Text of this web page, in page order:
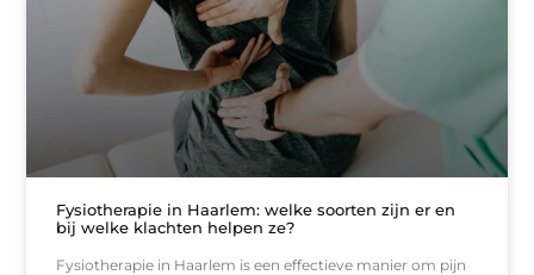
Fysiotherapie in Haarlem: welke soorten zijn er en
bij welke klachten helpen ze?
Fysiotherapie in Haarlem is een effectieve manier om pijn